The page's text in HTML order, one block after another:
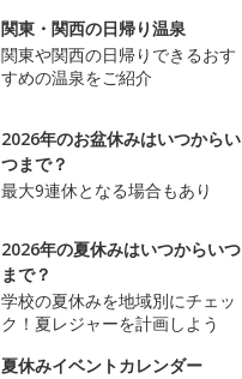
関東・関西の日帰り温泉
関東や関西の日帰りできるおす
すめの温泉をご紹介
2026年のお盆休みはいつからい
つまで？
最大9連休となる場合もあり
2026年の夏休みはいつからいつ
まで？
学校の夏休みを地域別にチェッ
ク！夏レジャーを計画しよう
夏休みイベントカレンダー